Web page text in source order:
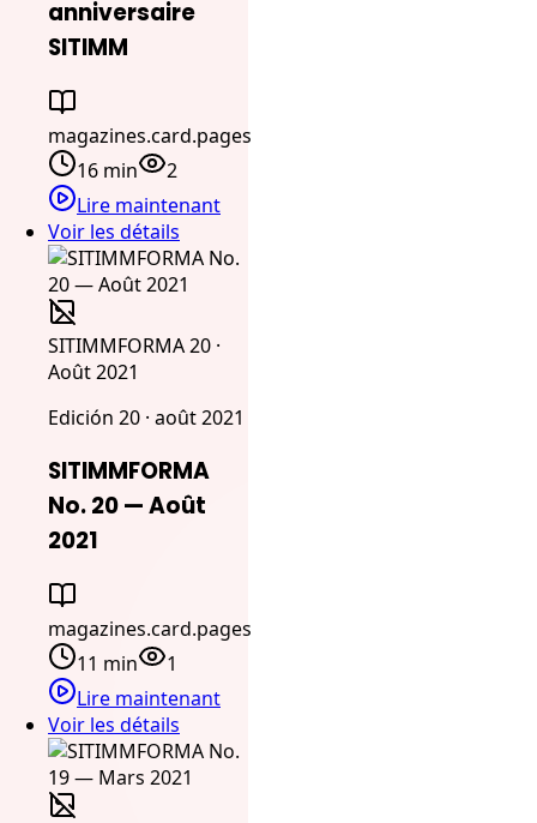
anniversaire
SITIMM
magazines.card.pages
16 min
2
Lire maintenant
Voir les détails
SITIMMFORMA 20 ·
Août 2021
Edición 20 · août 2021
SITIMMFORMA
No. 20 — Août
2021
magazines.card.pages
11 min
1
Lire maintenant
Voir les détails